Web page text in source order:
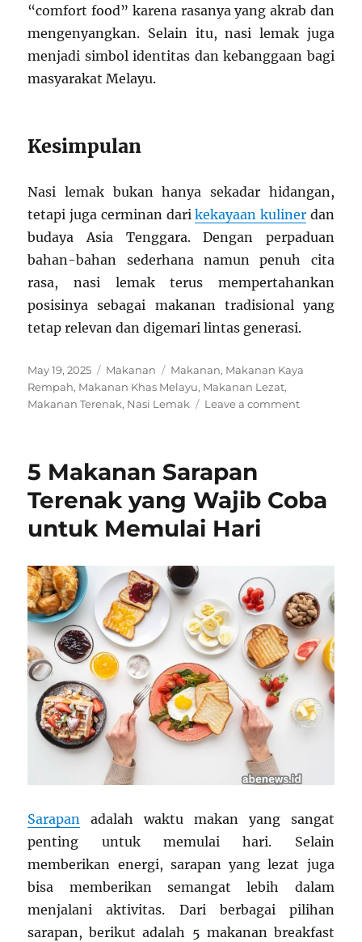
“comfort food” karena rasanya yang akrab dan
mengenyangkan. Selain itu, nasi lemak juga
menjadi simbol identitas dan kebanggaan bagi
masyarakat Melayu.
Kesimpulan
Nasi lemak bukan hanya sekadar hidangan,
tetapi juga cerminan darikekayaan kulinerdan
budaya Asia Tenggara. Dengan perpaduan
bahan-bahan sederhana namun penuh cita
rasa, nasi lemak terus mempertahankan
posisinya sebagai makanan tradisional yang
tetap relevan dan digemari lintas generasi.
Posted
on
May 19, 2025 Categories
Makanan Tags
Makanan, Makanan Kaya
Rempah, Makanan Khas Melayu, Makanan Lezat,
Makanan Terenak, Nasi Lemak Leave a commenton
yang
Kaya
5 Makanan Sarapan
Terenak yang Wajib Coba
untuk Memulai Hari
Sarapan adalah waktu makan yang sangat
penting untuk memulai hari. Selain
memberikan energi, sarapan yang lezat juga
bisa memberikan semangat lebih dalam
menjalani aktivitas. Dari berbagai pilihan
sarapan, berikut adalah 5 makanan breakfast